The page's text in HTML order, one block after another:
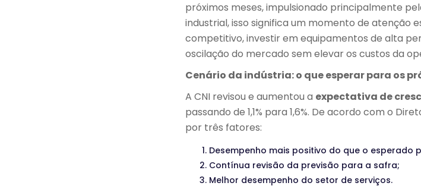
próximos meses, impulsionado principalmente
industrial, isso significa um momento de atenção
competitivo, investir em equipamentos de alta
oscilação do mercado sem elevar os custos da
Cenário da indústria: o que esperar para os
A CNI revisou e aumentou a expectativa de
passando de 1,1% para 1,6%. De acordo com o
por três fatores:
Desempenho mais positivo do que o esperado
Contínua revisão da previsão para a safra;
Melhor desempenho do setor de serviços.